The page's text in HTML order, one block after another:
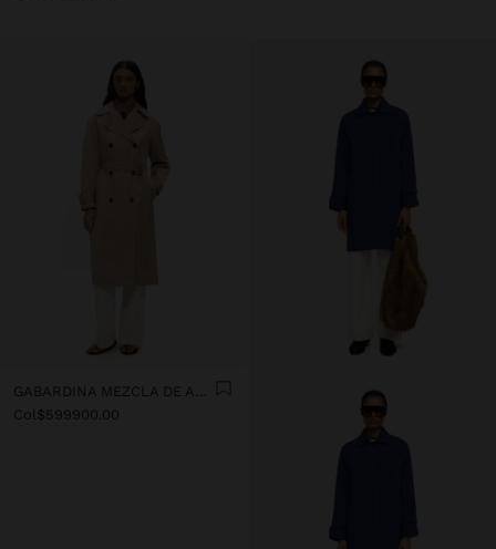
GABARDINA MEZCLA DE ALGODÓN
Col$599900.00